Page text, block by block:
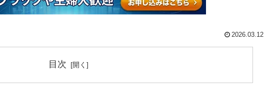
2026.03.12
目次